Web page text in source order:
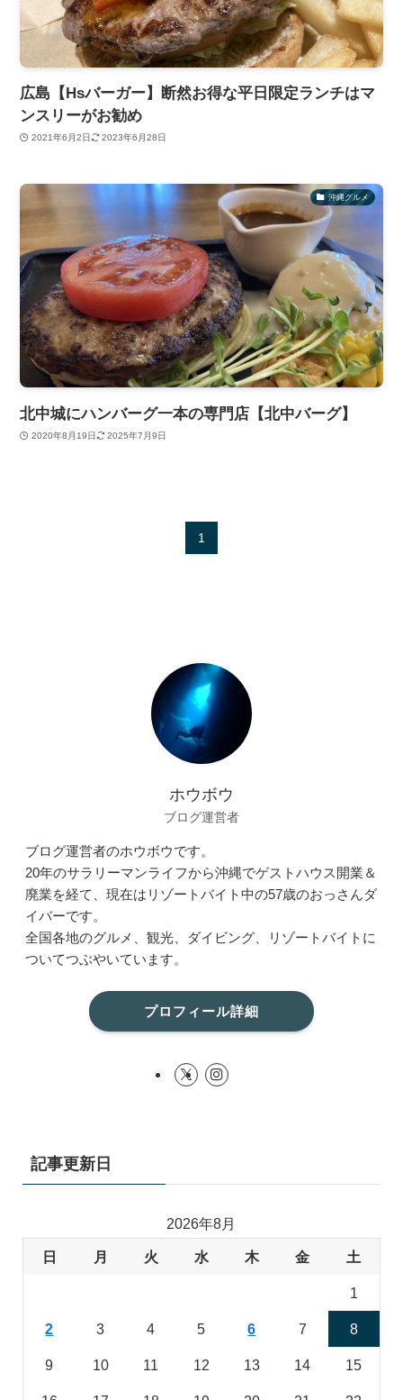
広島【Hsバーガー】断然お得な平日限定ランチはマ
ンスリーがお勧め
2021年6月2日 2023年6月28日
沖縄グルメ
北中城にハンバーグ一本の専門店【北中バーグ】
2020年8月19日 2025年7月9日
1
ホウボウ
ブログ運営者
ブログ運営者のホウボウです。
20年のサラリーマンライフから沖縄でゲストハウス開業＆
廃業を経て、現在はリゾートバイト中の57歳のおっさんダ
イバーです。
全国各地のグルメ、観光、ダイビング、リゾートバイトに
ついてつぶやいています。
プロフィール詳細
記事更新日
2026年8月
日 月 火 水 木 金 土
1
2 3 4 5 6 7 8
9 10 11 12 13 14 15